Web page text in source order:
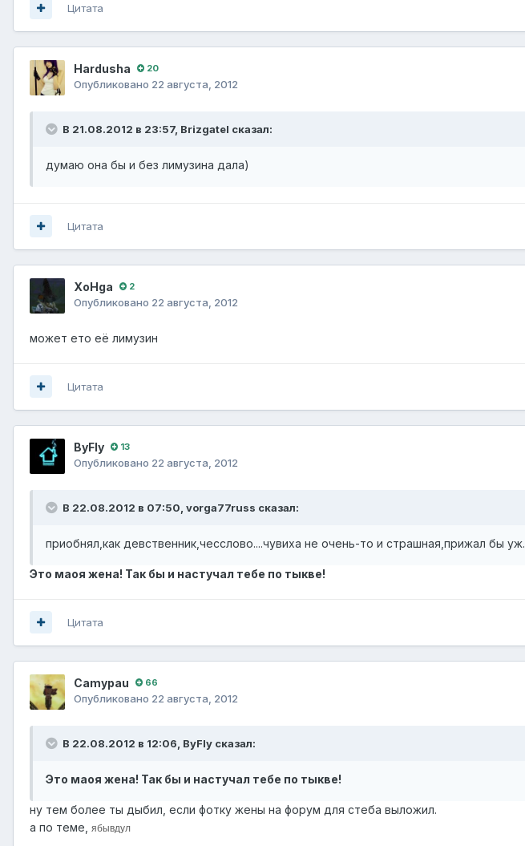
Цитата
Hardusha 20
Опубликовано 22 августа, 2012
В 21.08.2012 в 23:57, Brizgatel сказал:
думаю она бы и без лимузина дала)
Цитата
XoHga 2
Опубликовано 22 августа, 2012
может ето её лимузин
Цитата
ВyFly 13
Опубликовано 22 августа, 2012
В 22.08.2012 в 07:50, vorga77russ сказал:
приобнял,как девственник,чесслово....чувиха не очень-то и страшная,прижал бы уж.
Это маоя жена! Так бы и настучал тебе по тыкве!
Цитата
Camypau 66
Опубликовано 22 августа, 2012
В 22.08.2012 в 12:06, ВyFly сказал:
Это маоя жена! Так бы и настучал тебе по тыкве!
ну тем более ты дыбил, если фотку жены на форум для стеба выложил.
а по теме,
ябывдул